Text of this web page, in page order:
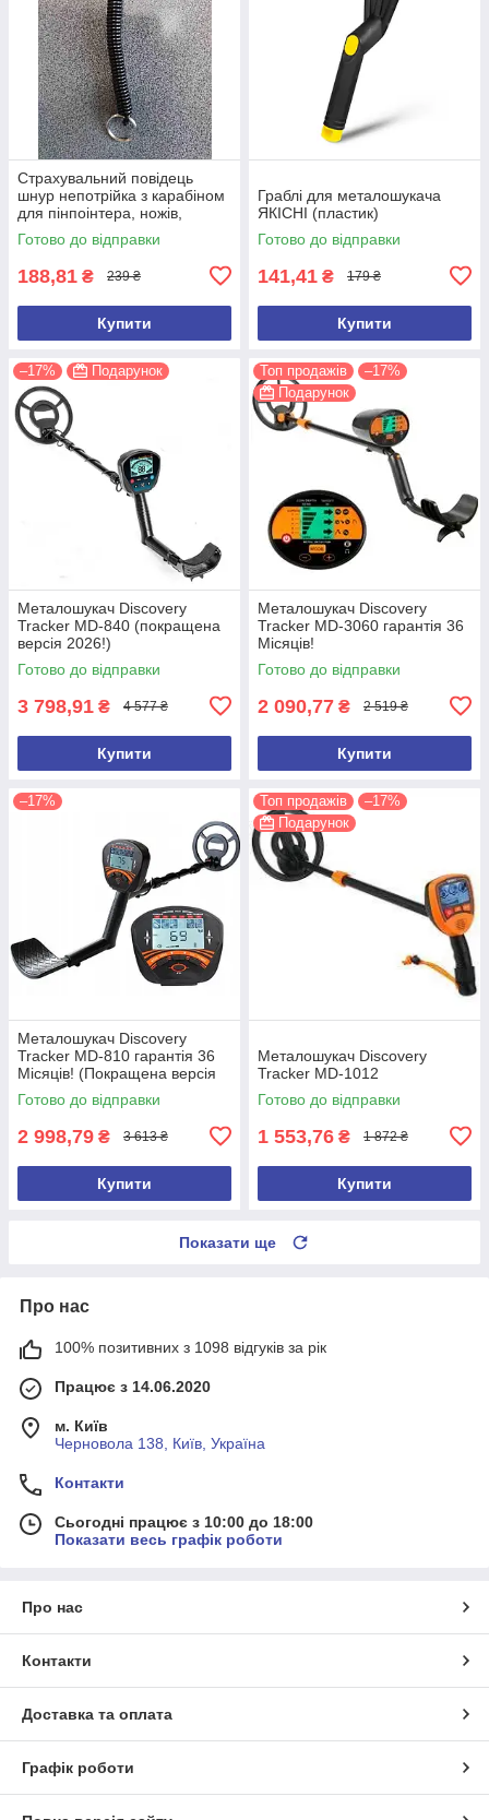
Страхувальний повідець
шнур непотрійка з карабіном
для пінпоінтера, ножів,
ліхтарів, рацій, ключів
Готово до відправки
188,81 ₴ 239 ₴
Купити
Граблі для металошукача
ЯКІСНІ (пластик)
Готово до відправки
141,41 ₴ 179 ₴
Купити
–17% Подарунок
Металошукач Discovery
Tracker MD-840 (покращена
версія 2026!)
Готово до відправки
3 798,91 ₴ 4 577 ₴
Купити
Топ продажів
–17%
Подарунок
Металошукач Discovery
Tracker MD-3060 гарантія 36
Місяців!
Готово до відправки
2 090,77 ₴ 2 519 ₴
Купити
–17%
Металошукач Discovery
Tracker MD-810 гарантія 36
Місяців! (Покращена версія
2026 року)
Готово до відправки
2 998,79 ₴ 3 613 ₴
Купити
Топ продажів
–17%
Подарунок
Металошукач Discovery
Tracker MD-1012
Готово до відправки
1 553,76 ₴ 1 872 ₴
Купити
Показати ще
Про нас
100% позитивних з 1098 відгуків за рік
Працює з 14.06.2020
м. Київ
Черновола 138, Київ, Україна
Контакти
Сьогодні працює з 10:00 до 18:00
Показати весь графік роботи
Про нас
Контакти
Доставка та оплата
Графік роботи